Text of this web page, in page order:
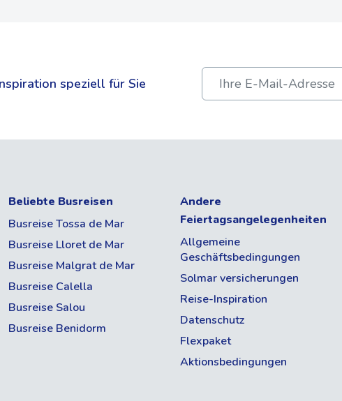
speziell für Sie
Beliebte Busreisen
Busreise Tossa de Mar
Busreise Lloret de Mar
Busreise Malgrat de Mar
Busreise Calella
Busreise Salou
Busreise Benidorm
Andere
Feiertagsangelegenheiten
Allgemeine
Geschäftsbedingungen
Solmar versicherungen
Reise-Inspiration
Datenschutz
Flexpaket
Aktionsbedingungen